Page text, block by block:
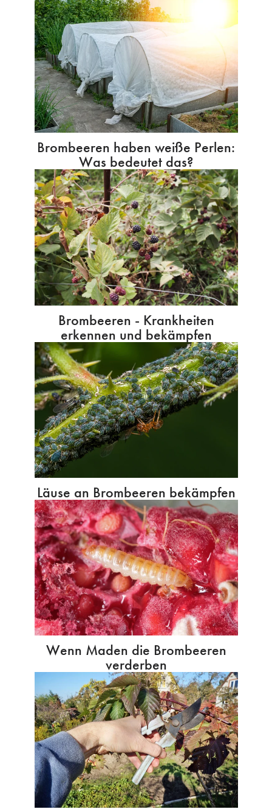
Brombeeren haben weiße Perlen:
Was bedeutet das?
Brombeeren - Krankheiten
erkennen und bekämpfen
Läuse an Brombeeren bekämpfen
Wenn Maden die Brombeeren
verderben